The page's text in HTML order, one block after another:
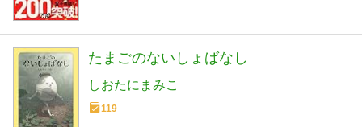
たまごのないしょばなし
しおたにまみこ
119